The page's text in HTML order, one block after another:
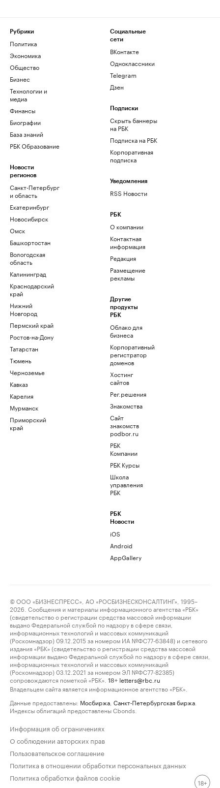
Рубрики
Политика
Экономика
Общество
Бизнес
Технологии и
медиа
Финансы
Биографии
База знаний
РБК Образование
Новости
регионов
Санкт-Петербург
и область
Екатеринбург
Новосибирск
Омск
Башкортостан
Вологодская
область
Калининград
Краснодарский
край
Нижний
Новгород
Пермский край
Ростов-на-Дону
Татарстан
Тюмень
Черноземье
Кавказ
Карелия
Мурманск
Приморский
край
Социальные
сети
ВКонтакте
Одноклассники
Telegram
Дзен
Подписки
Скрыть баннеры
на РБК
Подписка на РБК
Корпоративная
подписка
Уведомления
RSS Новости
РБК
О компании
Контактная
информация
Редакция
Размещение
рекламы
Другие
продукты
РБК
Облако для
бизнеса
Корпоративный
регистратор
доменов
Хостинг
сайтов
Рег.решения
Знакомства
Сайт
знакомств
podbor.ru
РБК
Компании
РБК Курсы
Школа
управления
РБК
РБК
Новости
iOS
Android
AppGallery
© ООО «БИЗНЕСПРЕСС», АО «РОСБИЗНЕСКОНСАЛТИНГ», 1995–
2026. Сообщения и материалы информационного агентства «РБК»
(свидетельство о регистрации средства массовой информации
выдано Федеральной службой по надзору в сфере связи,
информационных технологий и массовых коммуникаций
(Роскомнадзор) 09.12.2015 за номером ИА №ФС77-63848) и сетевого
издания «РБК» (свидетельство о регистрации средства массовой
информации выдано Федеральной службой по надзору в сфере связи,
информационных технологий и массовых коммуникаций
(Роскомнадзор) 03.12.2021 за номером ЭЛ №ФС77-82385)
сопровождаются пометкой «РБК».
18+ letters@rbc.ru
Владельцем сайта является информационное агентство «РБК».
Данные предоставлены: Мосбиржа Санкт-Петербургская биржа
Индексы облигаций предоставлены Cbonds.
Информация об ограничениях
О соблюдении авторских прав
Пользовательское соглашение
Политика в отношении обработки персональных данных
Политика обработки файлов cookie
18+